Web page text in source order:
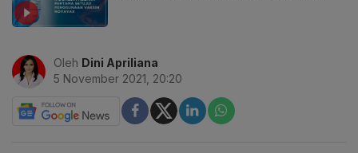
Oleh Dini Apriliana
5 November 2021, 20:20